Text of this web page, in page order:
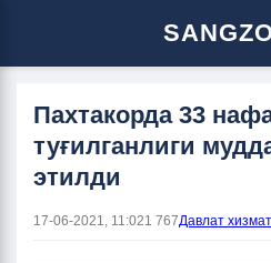
Пахтакорда 33
туғилганлиги
этилди
17-06-2021, 11:021 767Давлат